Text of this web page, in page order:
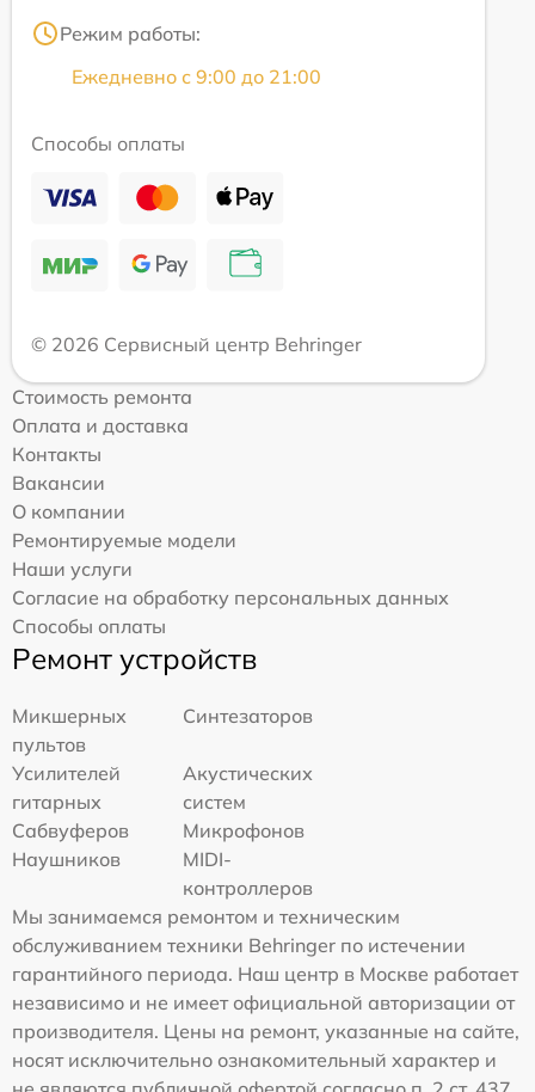
Режим работы:
Ежедневно с 9:00 до 21:00
Способы оплаты
© 2026 Сервисный центр Behringer
Стоимость ремонта
Оплата и доставка
Контакты
Вакансии
О компании
Ремонтируемые модели
Наши услуги
Согласие на обработку персональных данных
Способы оплаты
Ремонт устройств
Микшерных
пультов
Синтезаторов
Усилителей
гитарных
Акустических
систем
Сабвуферов
Микрофонов
Наушников
MIDI-
контроллеров
Мы занимаемся ремонтом и техническим
обслуживанием техники Behringer по истечении
гарантийного периода. Наш центр в Москве работает
независимо и не имеет официальной авторизации от
производителя. Цены на ремонт, указанные на сайте,
носят исключительно ознакомительный характер и